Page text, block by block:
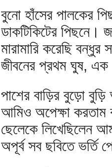
বুনো হাঁসের পালকের
ডাকটিকিটের পিছনে।
মারামারি করেছি বন্ধুর
জীবনের প্রথম ঘুষ, এক
পাশের বাড়ির বুড়ো
আমিও অপেক্ষা করতাম
ছেলেকে লিখেছিলেন
অপূর্ব সব ছবিতে ভর্তি